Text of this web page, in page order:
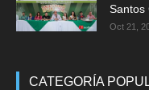
Santos
Oct 21,
CATEGORÍA